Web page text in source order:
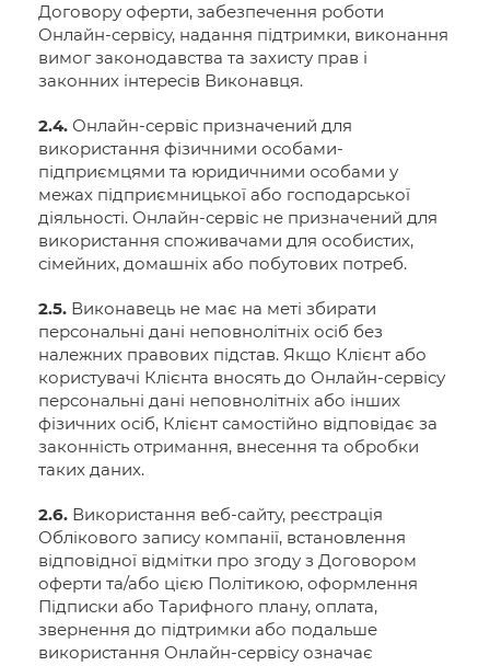
Договору оферти, забезпечення роботи
Онлайн-сервісу, надання підтримки, виконання
вимог законодавства та захисту прав і
законних інтересів Виконавця.
2.4. Онлайн-сервіс призначений для
використання фізичними особами-
підприємцями та юридичними особами у
межах підприємницької або господарської
діяльності. Онлайн-сервіс не призначений для
використання споживачами для особистих,
сімейних, домашніх або побутових потреб.
2.5. Виконавець не має на меті збирати
персональні дані неповнолітніх осіб без
належних правових підстав. Якщо Клієнт або
користувачі Клієнта вносять до Онлайн-сервісу
персональні дані неповнолітніх або інших
фізичних осіб, Клієнт самостійно відповідає за
законність отримання, внесення та обробки
таких даних.
2.6. Використання веб-сайту, реєстрація
Облікового запису компанії, встановлення
відповідної відмітки про згоду з Договором
оферти та/або цією Політикою, оформлення
Підписки або Тарифного плану, оплата,
звернення до підтримки або подальше
використання Онлайн-сервісу означає